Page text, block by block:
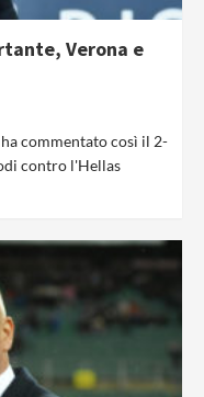
Verona e
commentato così il 2-
contro l'Hellas